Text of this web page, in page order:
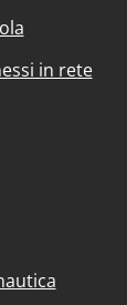
in rete